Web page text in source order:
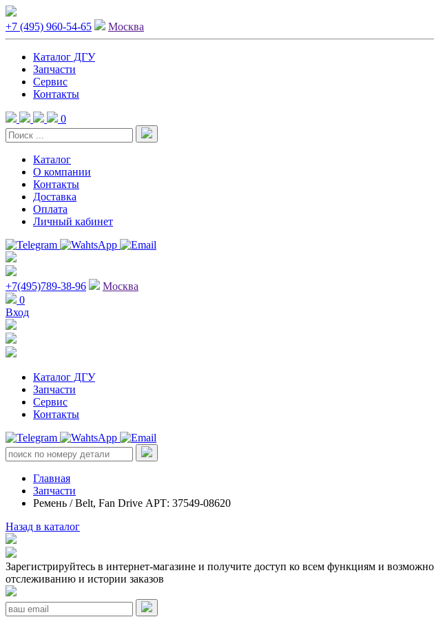
+7 (495) 960-54-65 Москва
Каталог ДГУ
Запчасти
Сервис
Контакты
0
Каталог
О компании
Контакты
Доставка
Оплата
Личный кабинет
+7(495)789-38-96
Москва
0
Вход
Каталог ДГУ
Запчасти
Сервис
Контакты
Главная
Запчасти
Ремень / Belt, Fan Drive АРТ: 37549-08620
Назад в каталог
Зарегистрируйтесь в интернет-магазине и получите доступ ко всем функциям и
отслеживанию и истории заказов